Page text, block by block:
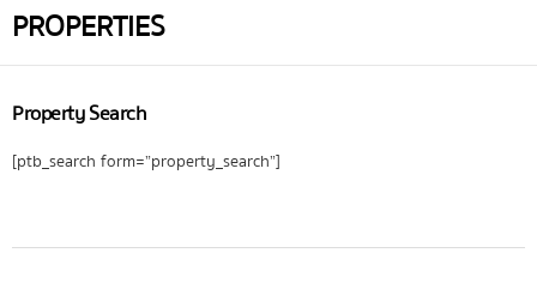
PROPERTIES
Property Search
[ptb_search form=”property_search”]